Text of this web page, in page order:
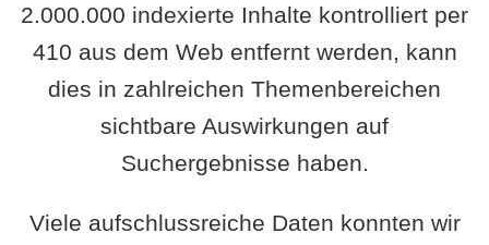
2.000.000 indexierte Inhalte kontrolliert per
410 aus dem Web entfernt werden, kann
dies in zahlreichen Themenbereichen
sichtbare Auswirkungen auf
Suchergebnisse haben.
Viele aufschlussreiche Daten konnten wir